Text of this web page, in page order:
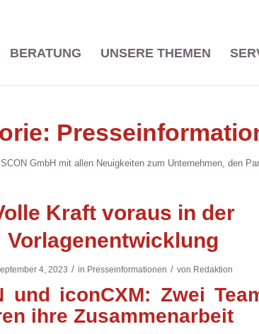
BERATUNG UNSERE THEMEN
GmbH mit allen Neuigkeiten zum Unternehmen, den
Kraft voraus in der
Vorlagenentwicklung
4, 2023 / in Presseinformationen / von Redaktion
und iconCXM: Zwei
ihre Zusammenarbeit